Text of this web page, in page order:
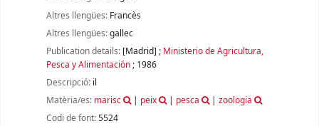
Altres llengües: Francès
Altres llengües:gallec
Publication details: [Madrid] ; Ministerio de Agricultura,
Pesca y Alimentación; 1986
Descripció: il
Matèria/es: marisc | peix | pesca |zoologia
Codi de font:5524